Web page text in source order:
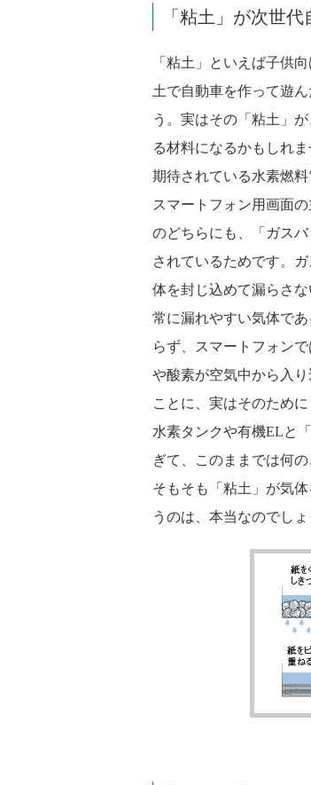
「粘土」が次世
「粘土」といえば子供
土で自動車を作って遊
う。実はその「粘土」
る材料になるかもしれ
期待されている水素燃
スマートフォン用画面
のどちらにも、「ガス
されているためです。
体を封じ込めて漏らさ
常に漏れやすい気体で
らず、スマートフォン
や酸素が空気中から入
ことに、実はそのため
水素タンクや有機ELと
ぎて、このままでは何
そもそも「粘土」が気
うのは、本当なのでしょ